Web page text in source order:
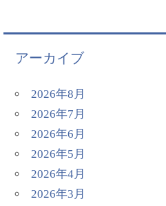
アーカイブ
2026年8月
2026年7月
2026年6月
2026年5月
2026年4月
2026年3月